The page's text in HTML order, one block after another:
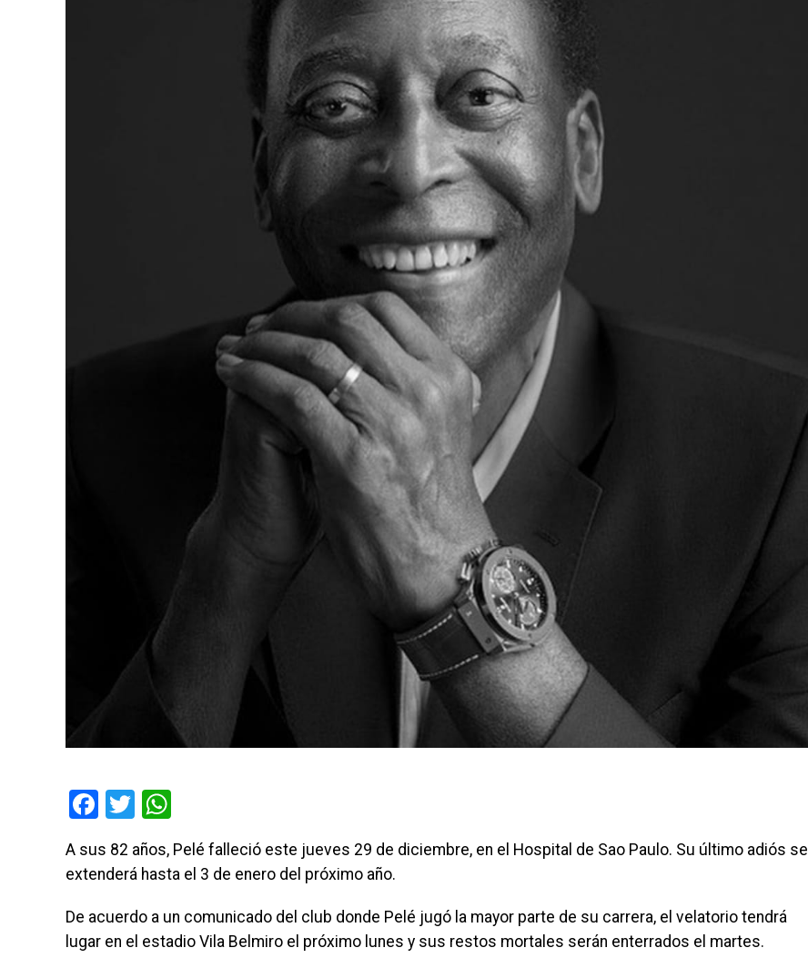
Facebook
Twitter
A sus 82 años, Pelé falleció este jueves 29 de diciembre, en el Hospital de Sao Paulo. Su último adiós se
extenderá hasta el 3 de enero del próximo año.
De acuerdo a un comunicado del club donde Pelé jugó la mayor parte de su carrera, el velatorio tendrá
lugar en el estadio Vila Belmiro el próximo lunes y sus restos mortales serán enterrados el martes.